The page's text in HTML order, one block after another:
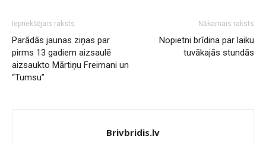
Iepriekšējais raksts
Parādās jaunas ziņas par
pirms 13 gadiem aizsaulē
aizsaukto Mārtiņu Freimani un
“Tumsu”
Nākamais raksts
Nopietni brīdina par laiku
tuvākajās stundās
Brivbridis.lv